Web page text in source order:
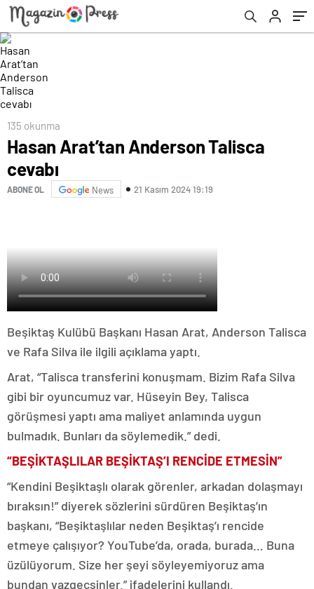
135 okunma
Hasan Arat’tan Anderson Talisca
cevabı
ABONE OL News 21 Kasım 2024 19:19
Beşiktaş Kulübü Başkanı Hasan Arat, Anderson Talisca
ve Rafa Silva ile ilgili açıklama yaptı.
Arat, “Talisca transferini konuşmam. Bizim Rafa Silva
gibi bir oyuncumuz var. Hüseyin Bey, Talisca
görüşmesi yaptı ama maliyet anlamında uygun
bulmadık. Bunları da söylemedik.” dedi.
“BEŞİKTAŞLILAR BEŞİKTAŞ’I RENCİDE ETMESİN”
“Kendini Beşiktaşlı olarak görenler, arkadan dolaşmayı
bıraksın!” diyerek sözlerini sürdüren Beşiktaş’ın
başkanı, “Beşiktaşlılar neden Beşiktaş’ı rencide
etmeye çalışıyor? YouTube’da, orada, burada… Buna
üzülüyorum. Size her şeyi söyleyemiyoruz ama
bundan vazgeçsinler.” ifadelerini kullandı.